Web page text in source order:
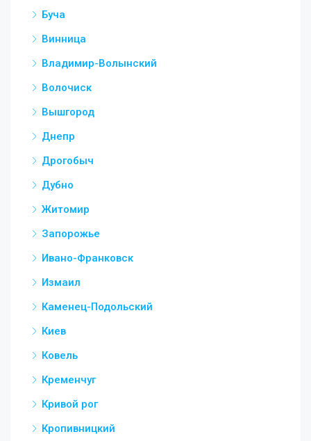
Буча
Винница
Владимир-Волынский
Волочиск
Вышгород
Днепр
Дрогобыч
Дубно
Житомир
Запорожье
Ивано-Франковск
Измаил
Каменец-Подольский
Киев
Ковель
Кременчуг
Кривой рог
Кропивницкий